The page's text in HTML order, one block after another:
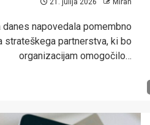
21. julija 2026 Miran
napovedala pomembno
strateškega partnerstva, ki bo
organizacijam omogočilo…